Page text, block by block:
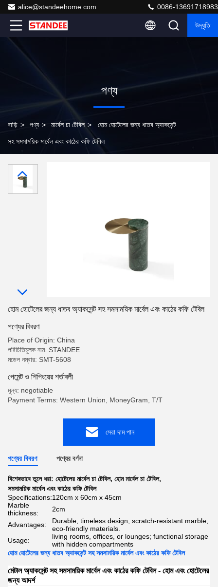
alice@standeehome.com 0086-13691718983
উদ্ধৃতি
পণ্য
বাড়ি > পণ্য > মার্বেল চা টেবিল > হোম হোটেলের জন্য ধাতব অ্যাকসেন্ট
সহ সমসাময়িক মার্বেল এবং কাঠের কফি টেবিল
হোম হোটেলের জন্য ধাতব অ্যাকসেন্ট সহ সমসাময়িক মার্বেল এবং কাঠের কফি টেবিল
পণ্যের বিবরণ
Place of Origin: China
পরিচিতিমুলক নাম: STANDEE
মডেল নম্বার: SMT-5608
পেমেন্ট ও শিপিংয়ের শর্তাবলী
মূল্য: negotiable
Payment Terms: Western Union, MoneyGram, T/T
সেরা দাম পান
পণ্যের বিবরণ পণ্যের বর্ণনা
বিশেষভাবে তুলে ধরা: হোটেলের মার্বেল চা টেবিল, হোম মার্বেল চা টেবিল,
সমসাময়িক মার্বেল এবং কাঠের কফি টেবিল
Specifications:120cm x 60cm x 45cm
Marble
thickness:
2cm
Advantages:
Durable, timeless design; scratch-resistant marble;
eco-friendly materials.
Usage:
living rooms, offices, or lounges; functional storage
with hidden compartments
হোম হোটেলের জন্য ধাতব অ্যাকসেন্ট সহ সমসাময়িক মার্বেল এবং কাঠের কফি টেবিল
মেটাল অ্যাকসেন্ট সহ সমসাময়িক মার্বেল এবং কাঠের কফি টেবিল - হোম এবং হোটেলের
জন্য আদর্শ